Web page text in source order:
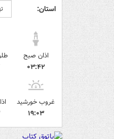
استان:
اذان صبح
۰۳:۴۲
غروب خورشید
۱۹:۰۳